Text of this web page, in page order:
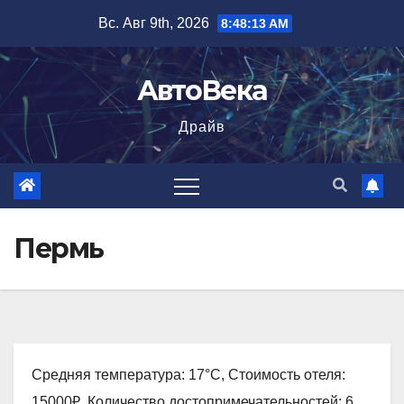
содержимому
Вс. Авг 9th, 2026 8:48:14 AM
АвтоВека
Драйв
Пермь
Средняя температура: 17°C, Стоимость отеля: